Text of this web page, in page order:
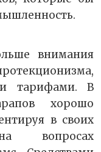
внимания
тарифами. В
хорошо
в своих
вопросах